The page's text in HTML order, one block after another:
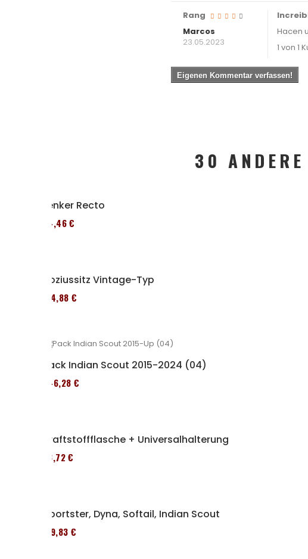
Rang
Marcos
23.05.2023
Hacen
1 von 1
Eigenen Kommentar verfassen!
30
Lenker Recto
64,46 €
Soziussitz Vintage-Typ
114,88 €
Pack Indian Scout 2015-2024 (04)
246,28 €
Kraftstoffflasche + Universalhalterung
53,72 €
Sportster, Dyna, Softail, Indian Scout
119,83 €